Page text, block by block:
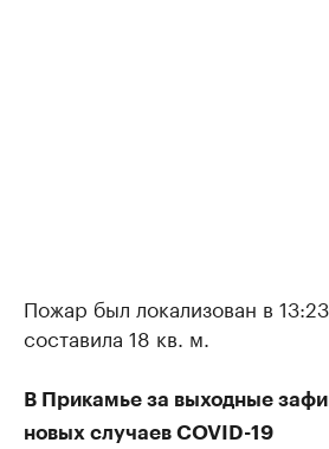
Пожар был локализован в
составила 18 кв. м.
В Прикамье за выходные
новых случаев COVID-19